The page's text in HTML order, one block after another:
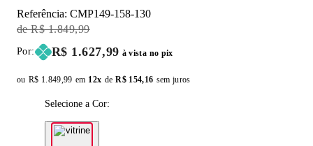
Referência: CMP149-158-130
Original Price:
R$ 1.849,99
Por: Price:
R$ 1.627,99 à vista no pix
ou Original price:
R$ 1.849,99 em 12x de Installment price:
R$ 154,16 sem juros
Selecione a Cor: